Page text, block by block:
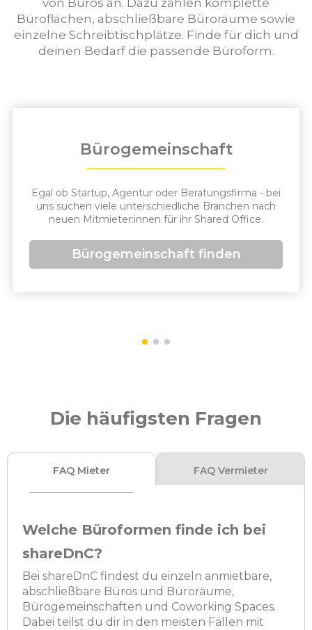
von Büros an. Dazu zählen komplette
Büroflächen, abschließbare Büroräume sowie
einzelne Schreibtischplätze. Finde für dich und
deinen Bedarf die passende Büroform.
Bürogemeinschaft
Egal ob Startup, Agentur oder Beratungsfirma - bei
uns suchen viele unterschiedliche Branchen nach
neuen Mitmieter:innen für ihr Shared Office.
Bürogemeinschaft finden
Die häufigsten Fragen
FAQ Mieter FAQ Vermieter
Welche Büroformen finde ich bei
shareDnC?
Bei shareDnC findest du einzeln anmietbare,
abschließbare Büros und Büroräume,
Bürogemeinschaften und Coworking Spaces.
Dabei teilst du dir in den meisten Fällen mit